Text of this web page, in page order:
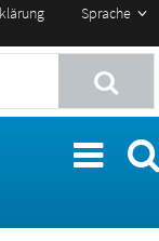
Sprache